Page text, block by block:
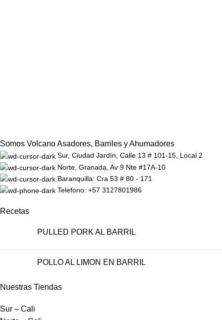
Somos Volcano Asadores, Barriles y Ahumadores
Sur, Ciudad Jardín, Calle 13 # 101-15, Local 2
Norte, Granada, Av 9 Nte #17A-10
Baranquilla: Cra 53 # 80 - 171
Telefono: +57 3127801986
Recetas
PULLED PORK AL BARRIL
POLLO AL LIMON EN BARRIL
Nuestras Tiendas
Sur – Cali